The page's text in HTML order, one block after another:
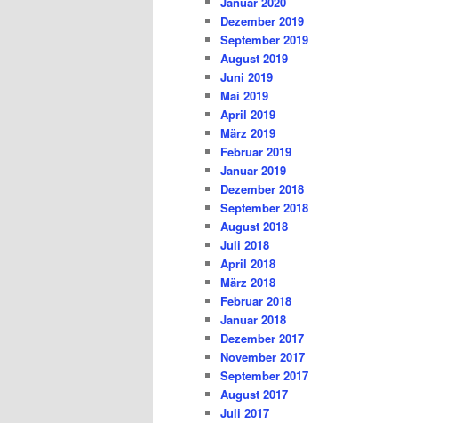
Dezember 2019
September 2019
August 2019
Juni 2019
Mai 2019
April 2019
März 2019
Februar 2019
Januar 2019
Dezember 2018
September 2018
August 2018
Juli 2018
April 2018
März 2018
Februar 2018
Januar 2018
Dezember 2017
November 2017
September 2017
August 2017
Juli 2017